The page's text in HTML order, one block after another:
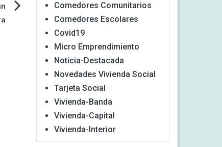
Comedores Comunitarios
Comedores Escolares
Covid19
Micro Emprendimiento
Noticia-Destacada
Novedades Vivienda Social
Tarjeta Social
Vivienda-Banda
Vivienda-Capital
Vivienda-Interior